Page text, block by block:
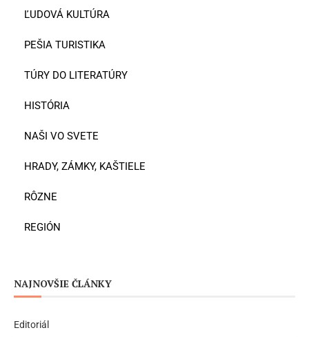
ĽUDOVÁ KULTÚRA
PEŠIA TURISTIKA
TÚRY DO LITERATÚRY
HISTÓRIA
NAŠI VO SVETE
HRADY, ZÁMKY, KAŠTIELE
RÔZNE
REGIÓN
NAJNOVŠIE ČLÁNKY
Editoriál